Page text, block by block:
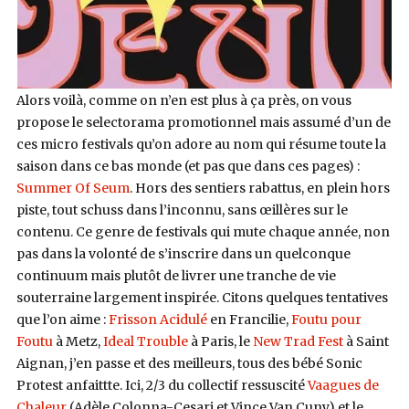
Alors voilà, comme on n’en est plus à ça près, on vous
propose le selectorama promotionnel mais assumé d’un de
ces micro festivals qu’on adore au nom qui résume toute la
saison dans ce bas monde (et pas que dans ces pages) :
Summer Of Seum. Hors des sentiers rabattus, en plein hors
piste, tout schuss dans l’inconnu, sans œillères sur le
contenu. Ce genre de festivals qui mute chaque année, non
pas dans la volonté de s’inscrire dans un quelconque
continuum mais plutôt de livrer une tranche de vie
souterraine largement inspirée. Citons quelques tentatives
que l’on aime :Frisson Aciduléen Francilie,Foutu pour
Foutuà Metz,Ideal Troubleà Paris, le New Trad Festà Saint
Aignan, j’en passe et des meilleurs, tous des bébé Sonic
Protest anfaittte. Ici, 2/3 du collectif ressuscitéVaagues de